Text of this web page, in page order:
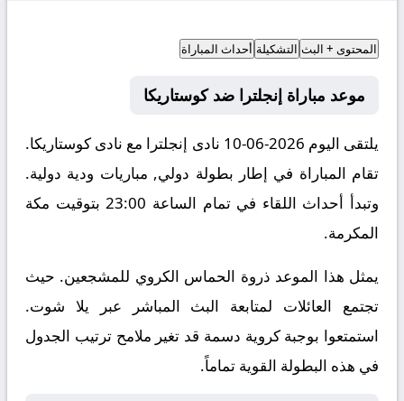
المحتوى + البث التشكيلة أحداث المباراة
موعد مباراة إنجلترا ضد كوستاريكا
يلتقى اليوم 2026-06-10 نادى إنجلترا مع نادى كوستاريكا.
تقام المباراة في إطار بطولة دولي, مباريات ودية دولية.
وتبدأ أحداث اللقاء في تمام الساعة 23:00 بتوقيت مكة
المكرمة.
يمثل هذا الموعد ذروة الحماس الكروي للمشجعين. حيث
تجتمع العائلات لمتابعة البث المباشر عبر يلا شوت.
استمتعوا بوجبة كروية دسمة قد تغير ملامح ترتيب الجدول
في هذه البطولة القوية تماماً.